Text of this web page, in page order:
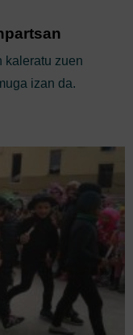
kaleratu zuen
izan da.